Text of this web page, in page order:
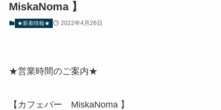
MiskaNoma 】
★新着情報★ 2022年4月26日
★営業時間のご案内★
【カフェバー MiskaNoma 】